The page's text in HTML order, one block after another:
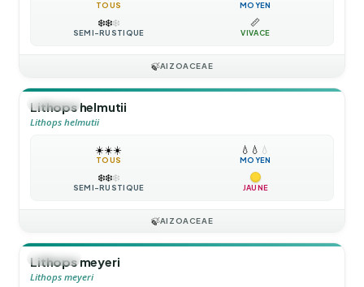
TOUS MOYEN
❄️❄️❄️
SEMI-RUSTIQUE
📏
VIVACE
🍃AIZOACEAE
🪴VIVACE
Lithops helmutii
Lithops helmutii
☀️☀️☀️
TOUS
💧 💧 💧
MOYEN
❄️❄️❄️
SEMI-RUSTIQUE JAUNE
🍃AIZOACEAE
🪴VIVACE
Lithops meyeri
Lithops meyeri